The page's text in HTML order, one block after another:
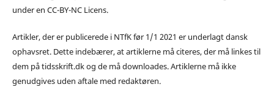
under en CC-BY-NC Licens.
Artikler, der er publicerede i NTfK før 1/1 2021 er underlagt dansk
ophavsret. Dette indebærer, at artiklerne må citeres, der må linkes til
dem på tidsskrift.dk og de må downloades. Artiklerne må ikke
genudgives uden aftale med redaktøren.